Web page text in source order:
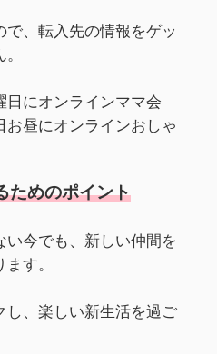
、転入先の情報をゲッ
日にオンラインママ会
お昼にオンラインおしゃ
ためのポイント
い今でも、新しい仲間を
す。
し、楽しい新生活を過ご